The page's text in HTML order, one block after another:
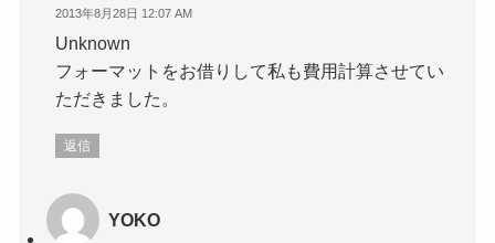
2013年8月28日 12:07 AM
Unknown
フォーマットをお借りして私も費用計算させてい
ただきました。
返信
YOKO